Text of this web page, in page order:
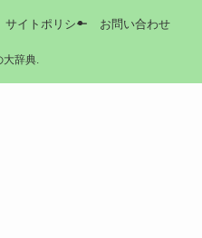
サイトポリシー お問い合わせ
辞典.